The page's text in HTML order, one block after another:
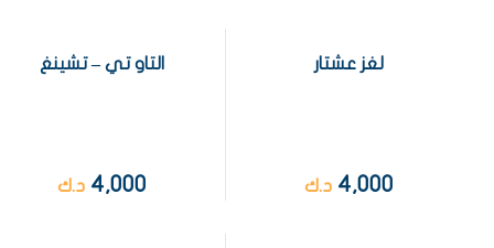
لغز عشتار
4,000 د.ك
التاو تي – تشينغ
4,000 د.ك